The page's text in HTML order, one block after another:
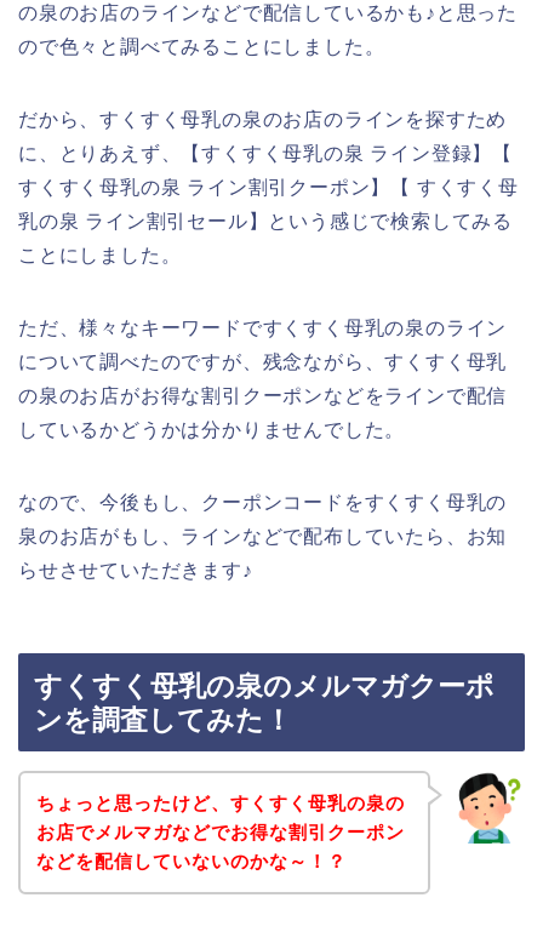
の泉のお店のラインなどで配信しているかも♪と思った
ので色々と調べてみることにしました。
だから、すくすく母乳の泉のお店のラインを探すため
に、とりあえず、【すくすく母乳の泉 ライン登録】【
すくすく母乳の泉 ライン割引クーポン】【 すくすく母
乳の泉 ライン割引セール】という感じで検索してみる
ことにしました。
ただ、様々なキーワードですくすく母乳の泉のライン
について調べたのですが、残念ながら、すくすく母乳
の泉のお店がお得な割引クーポンなどをラインで配信
しているかどうかは分かりませんでした。
なので、今後もし、クーポンコードをすくすく母乳の
泉のお店がもし、ラインなどで配布していたら、お知
らせさせていただきます♪
すくすく母乳の泉のメルマガクーポ
ンを調査してみた！
ちょっと思ったけど、すくすく母乳の泉の
お店でメルマガなどでお得な割引クーポン
などを配信していないのかな～！？